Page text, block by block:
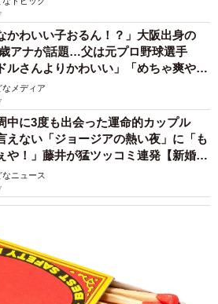
かわいい子おるん！？」大阪出身の
アナが話題…父は元プロ野球選手
ルさんよりかわいい」「めちゃ爽や
なメディア
中に3度も出会った運命的カップル
えない「ジョージアの熱い夜」に「も
や！」藤井が猛ツッコミ連発【新婚さ
なニュース